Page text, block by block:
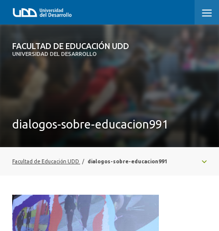
FACULTAD DE EDUCACIÓN UDD
UNIVERSIDAD DEL DESARROLLO
FACULTAD DE EDUCACIÓN UDD
VINCULACIÓN CON EL MEDIO
ALUMNI
dialogos-sobre-educacion991
Facultad de Educación UDD / dialogos-sobre-educacion991